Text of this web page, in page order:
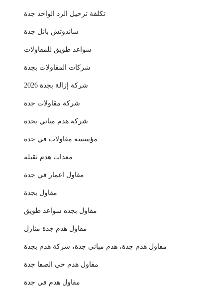
تكلفة ترحيل الرد الواحد جدة
ساندوتش بانل جدة
سواعد طويق للمقاولات
شركات المقاولات بجدة
شركة إزالة بجدة 2026
شركة مقاولات جدة
شركة هدم مباني بجدة
مؤسسة مقاولات في جده
معدات هدم ثقيلة
مقاول اعمار في جدة
مقاول بجدة
مقاول بجده سواعد طويق
مقاول هدم جدة منازل
مقاول هدم جدة، هدم مباني جدة، شركة هدم بجدة
مقاول هدم حي الصفا جدة
مقاول هدم في جدة